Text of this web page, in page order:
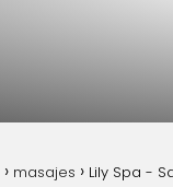
masajes Lily Spa -